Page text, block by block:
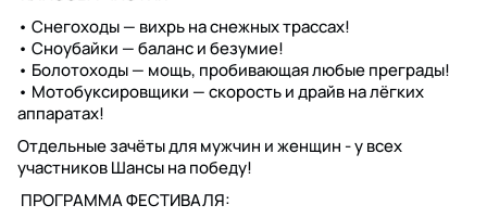
• Снегоходы — вихрь на снежных трассах!
• Сноубайки — баланс и безумие!
• Болотоходы — мощь, пробивающая любые преграды!
• Мотобуксировщики — скорость и драйв на лёгких
аппаратах!
Отдельные зачёты для мужчин и женщин - у всех
участников Шансы на победу!
ПРОГРАММА ФЕСТИВАЛЯ: